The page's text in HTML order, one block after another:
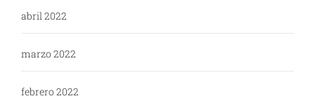
abril 2022
marzo 2022
febrero 2022